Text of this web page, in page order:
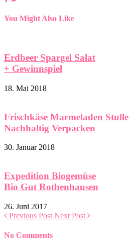
You Might Also Like
Erdbeer Spargel Salat
+ Gewinnspiel
18. Mai 2018
Frischkäse Marmeladen Stulle
Nachhaltig Verpacken
30. Januar 2018
Expedition Biogemüse
Bio Gut Rothenhausen
26. Juni 2017
Previous Post Next Post
No Comments